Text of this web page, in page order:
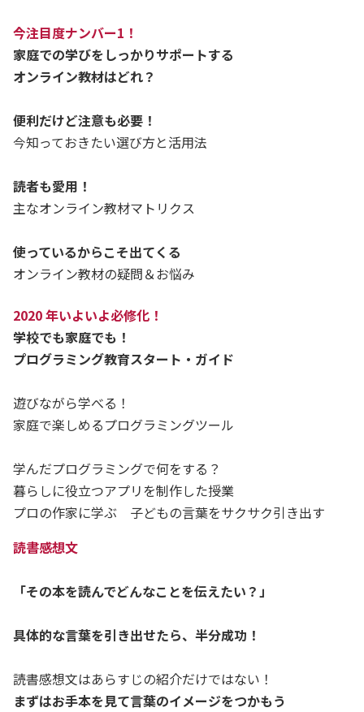
今注目度ナンバー1！
家庭での学びをしっかりサポートする
オンライン教材はどれ？
便利だけど注意も必要！
今知っておきたい選び方と活用法
読者も愛用！
主なオンライン教材マトリクス
使っているからこそ出てくる
オンライン教材の疑問＆お悩み
2020 年いよいよ必修化！
学校でも家庭でも！
プログラミング教育スタート・ガイド
遊びながら学べる！
家庭で楽しめるプログラミングツール
学んだプログラミングで何をする？
暮らしに役立つアプリを制作した授業
プロの作家に学ぶ 子どもの言葉をサクサク引き出す
読書感想文
「その本を読んでどんなことを伝えたい？」
具体的な言葉を引き出せたら、半分成功！
読書感想文はあらすじの紹介だけではない！
まずはお手本を見て言葉のイメージをつかもう